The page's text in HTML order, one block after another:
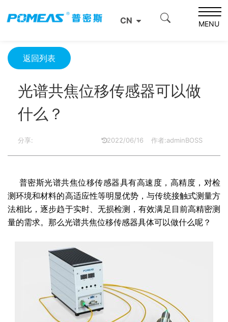
CN MENU
光谱共焦位移传感器可以做什么？
返回列表
光谱共焦位移传感器可以做
什么？
分享: 2022/06/16 作者:adminBOSS
普密斯光谱共焦位移传感器具有高速度，高精度，对检
测环境和材料的高适应性等明显优势，与传统接触式测量方
法相比，逐步趋于实时、无损检测，有效满足目前高精密测
量的需求。 那么光谱共焦位移传感器具体可以做什么呢？